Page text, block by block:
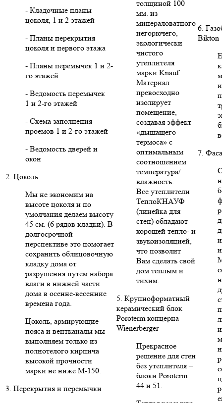
- Кладочные планы
цоколя, 1 и 2 этажей
- Планы перекрытия
цоколя и первого этажа
- Планы перемычек 1 и 2-
го этажей
- Ведомость перемычек
1 и 2-го этажей
- Схема заполнения
проемов 1 и 2-го этажей
- Ведомость дверей и
окон
2. Цоколь
Мы не экономим на
высоте цоколя и по
умолчания делаем высоту
45 см. (6 рядов кладки). В
долгосрочной
перспективе это помогает
сохранить облицовочную
кладку дома от
разрушения путем набора
влаги в нижней части
дома в осенне-весенние
времена года.
Цоколь, армирующие
пояса и вентканалы мы
выполняем только из
полнотелого кирпича
высокой прочности
марки не ниже М-150.
3. Перекрытия и перемычки
толщиной 100
мм. из
минераловатного
негорючего,
экологически
чистого
утеплителя
марки Knauf.
Материал
превосходно
изолирует
помещение,
создавая эффект
«дышащего
термоса» с
оптимальным
соотношением
температура/
влажность.
Все утеплители
ТеплоКНАУФ
(линейка для
стен) обладают
хорошей тепло- и
звукоизоляцией,
что позволит
Вам сделать свой
дом теплым и
тихим.
5. Крупноформатный
керамический блок
Poroterm концерна
Wienerberger
Прекрасное
решение для стен
без утеплителя –
блоки Poroterm
44 и 51.
6.
Bikton
7.